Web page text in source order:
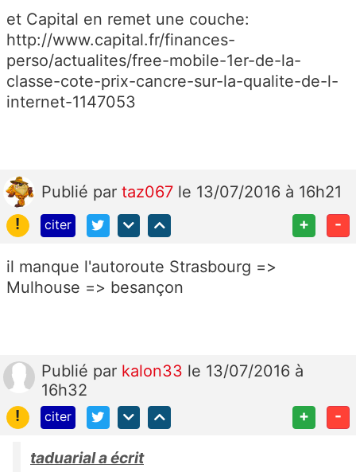
et Capital en remet une couche:
http://www.capital.fr/finances-
perso/actualites/free-mobile-1er-de-la-
classe-cote-prix-cancre-sur-la-qualite-de-l-
internet-1147053
Publié par taz067 le 13/07/2016 à 16h21
!
citer + -
il manque l'autoroute Strasbourg =>
Mulhouse => besançon
Publié par kalon33 le 13/07/2016 à
16h32
!
citer + -
taduarial a écrit